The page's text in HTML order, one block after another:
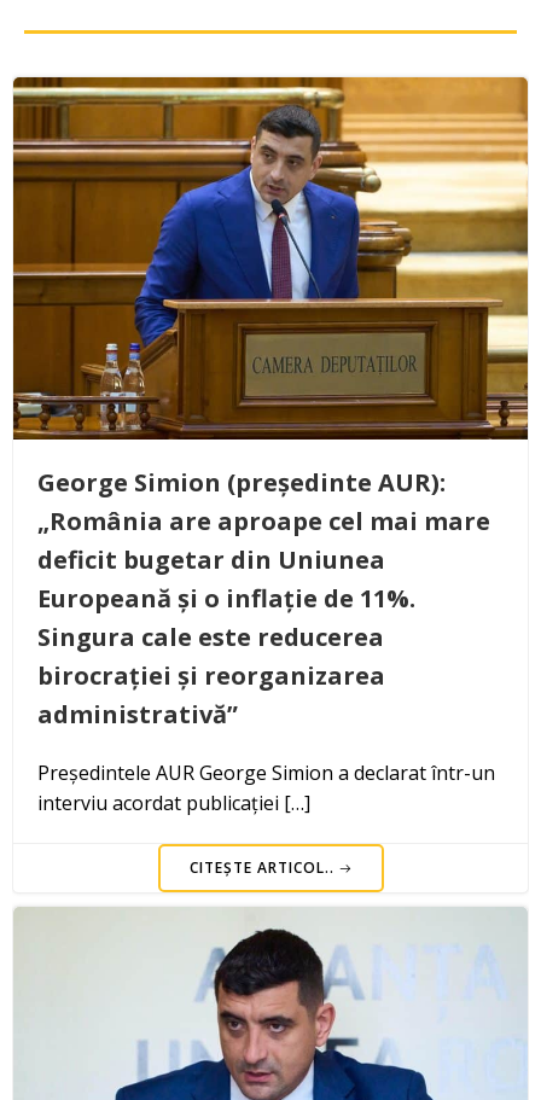
George Simion (președinte AUR):
„România are aproape cel mai mare
deficit bugetar din Uniunea
Europeană și o inflație de 11%.
Singura cale este reducerea
birocrației și reorganizarea
administrativă”
Președintele AUR George Simion a declarat într-un
interviu acordat publicației […]
CITEȘTE ARTICOL..